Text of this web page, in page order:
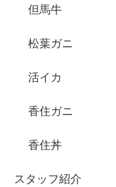
但馬牛
松葉ガニ
活イカ
香住ガニ
香住丼
スタッフ紹介